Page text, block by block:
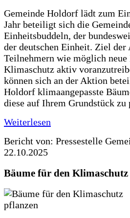
Gemeinde Holdorf lädt zum
Jahr beteiligt sich die
Einheitsbuddeln, der
der deutschen Einheit. Ziel
Teilnehmern wie möglich
Klimaschutz aktiv
können sich an der Aktion
Holdorf klimaangepasste
diese auf Ihrem Grundstück zu
Weiterlesen
Bericht von: Pressestelle
22.10.2025
Bäume für den